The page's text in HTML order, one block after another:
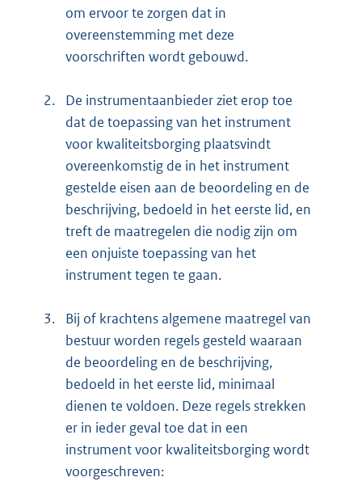
om ervoor te zorgen dat in
overeenstemming met deze
voorschriften wordt gebouwd.
2.
De instrumentaanbieder ziet erop toe
dat de toepassing van het instrument
voor kwaliteitsborging plaatsvindt
overeenkomstig de in het instrument
gestelde eisen aan de beoordeling en de
beschrijving, bedoeld in het eerste lid, en
treft de maatregelen die nodig zijn om
een onjuiste toepassing van het
instrument tegen te gaan.
3.
Bij of krachtens algemene maatregel van
bestuur worden regels gesteld waaraan
de beoordeling en de beschrijving,
bedoeld in het eerste lid, minimaal
dienen te voldoen. Deze regels strekken
er in ieder geval toe dat in een
instrument voor kwaliteitsborging wordt
voorgeschreven: